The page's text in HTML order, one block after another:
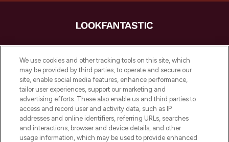
LOOKFANTASTIC ist Europas ultimativer
Beauty-Onlineshop mit den besten
Produkten aus Haut- und Haarpflege
sowie Make-Up von über 200
renommierten Marken. Shoppe online
oder über die App mit kostenloser
Lieferung ab einem Einkaufswert von 30€.
Cookie-Einwilligung
We use cookies and other tracking tools on this site, which
may be provided by third parties, to operate and secure our
site, enable social media features, enhance performance,
tailor user experiences, support our marketing and
advertising efforts. These also enable us and third parties to
access and record user and activity data, such as IP
addresses and online identifiers, referring URLs, searches
and interactions, browser and device details, and other
usage information, which may be used to provide enhanced